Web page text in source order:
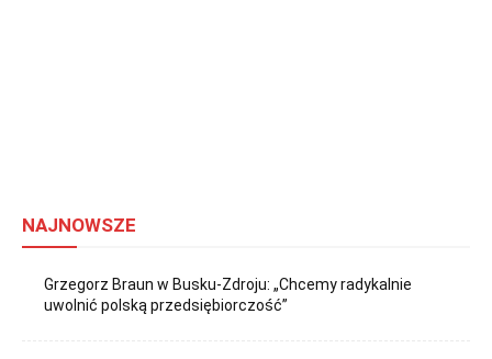
NAJNOWSZE
Grzegorz Braun w Busku-Zdroju: „Chcemy radykalnie
uwolnić polską przedsiębiorczość”